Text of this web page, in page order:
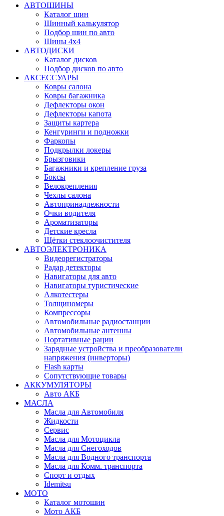
АВТОШИНЫ
Каталог шин
Шинный калькулятор
Подбор шин по авто
Шины 4x4
АВТОДИСКИ
Каталог дисков
Подбор дисков по авто
АКСЕССУАРЫ
Ковры салона
Ковры багажника
Дефлекторы окон
Дефлекторы капота
Защиты картера
Кенгуринги и подножки
Фаркопы
Подкрылки локеры
Брызговики
Багажники и крепление груза
Боксы
Велокрепления
Чехлы салона
Автопринадлежности
Очки водителя
Ароматизаторы
Детские кресла
Щётки стеклоочистителя
АВТОЭЛЕКТРОНИКА
Видеорегистраторы
Радар детекторы
Навигаторы для авто
Навигаторы туристические
Алкотестеры
Толщиномеры
Компрессоры
Автомобильные радиостанции
Автомобильные антенны
Портативные рации
Зарядные устройства и преобразователи
напряжения (инверторы)
Flash карты
Сопутствующие товары
АККУМУЛЯТОРЫ
Авто АКБ
МАСЛА
Масла для Автомобиля
Жидкости
Сервис
Масла для Мотоцикла
Масла для Снегоходов
Масла для Водного транспорта
Масла для Комм. транспорта
Спорт и отдых
Idemitsu
МОТО
Каталог мотошин
Мото АКБ